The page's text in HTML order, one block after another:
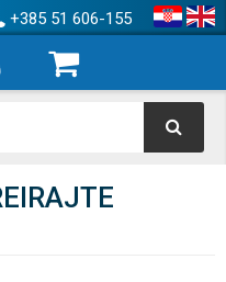
+385 51 606-155